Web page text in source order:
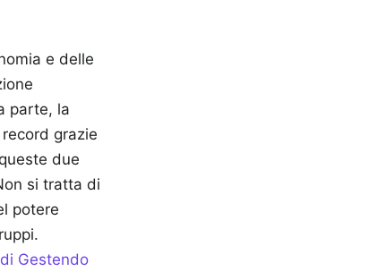
e delle
parte, la
grazie
due
si tratta di
potere
Gestendo